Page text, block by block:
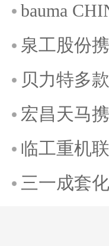
bauma
泉工股份
贝力特多
宏昌天马
临工重机
三一成套